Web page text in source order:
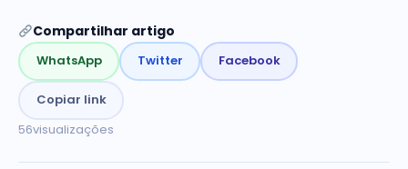
Compartilhar artigo
WhatsApp Twitter Facebook
Copiar link
56visualizações